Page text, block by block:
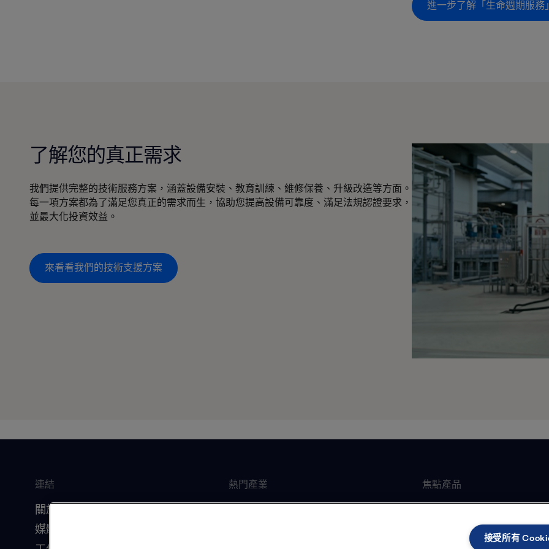
進一步了解「生命週期服務
了解您的真正需求
我們提供完整的技術服務方案，涵蓋設備安裝、教育訓練、維修保養、升級改造等方面。
每一項方案都為了滿足您真正的需求而生，協助您提高設備可靠度、滿足法規認證要求，
並最大化投資效益。
來看看我們的技術支援方案
連結
關於我們
媒體資源
熱門產業 焦點產品
全焊可拆板式熱交換器
接受所有